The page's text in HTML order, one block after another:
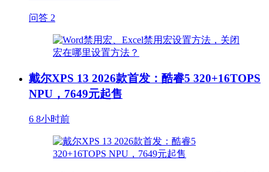
问答 2
戴尔XPS 13 2026款首发：酷睿5 320+16TOPS
NPU，7649元起售
6 8小时前